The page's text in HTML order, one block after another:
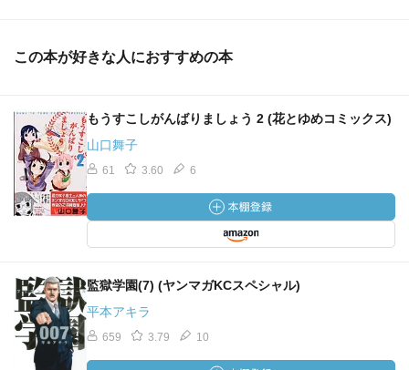
この本が好きな人におすすめの本
もうすこしがんばりましょう 2 (花とゆめコミックス)
山口舞子
61 3.60 6
監獄学園(7) (ヤンマガKCスペシャル)
平本アキラ
659 3.79 10